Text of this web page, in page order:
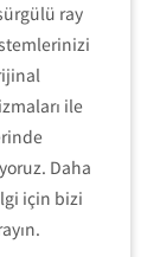
ray
ile
Daha
için bizi